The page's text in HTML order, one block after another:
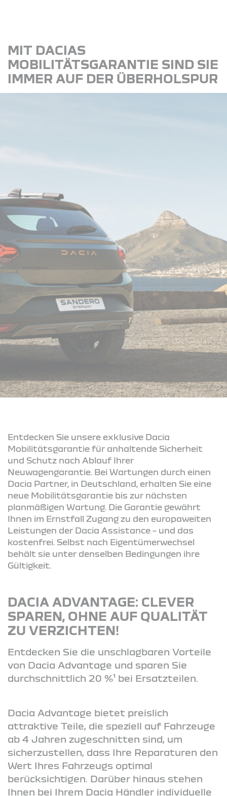
MIT DACIAS
MOBILITÄTSGARANTIE SIND SIE
IMMER AUF DER ÜBERHOLSPUR
Entdecken Sie unsere exklusive Dacia
Mobilitätsgarantie für anhaltende Sicherheit
und Schutz nach Ablauf Ihrer
Neuwagengarantie. Bei Wartungen durch einen
Dacia Partner, in Deutschland, erhalten Sie eine
neue Mobilitätsgarantie bis zur nächsten
planmäßigen Wartung. Die Garantie gewährt
Ihnen im Ernstfall Zugang zu den europaweiten
Leistungen der Dacia Assistance – und das
kostenfrei. Selbst nach Eigentümerwechsel
behält sie unter denselben Bedingungen ihre
Gültigkeit.
DACIA ADVANTAGE: CLEVER
SPAREN, OHNE AUF QUALITÄT
ZU VERZICHTEN!
Entdecken Sie die unschlagbaren Vorteile
von Dacia Advantage und sparen Sie
durchschnittlich 20 %¹ bei Ersatzteilen.
Dacia Advantage bietet preislich
attraktive Teile, die speziell auf Fahrzeuge
ab 4 Jahren zugeschnitten sind, um
sicherzustellen, dass Ihre Reparaturen den
Wert Ihres Fahrzeugs optimal
berücksichtigen. Darüber hinaus stehen
Ihnen bei Ihrem Dacia Händler individuelle